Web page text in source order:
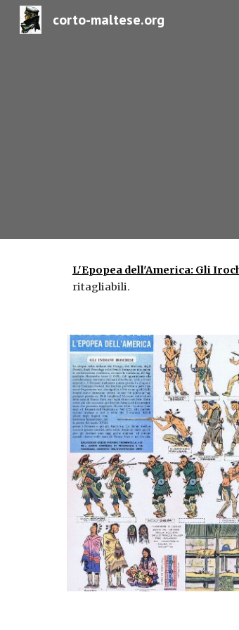
corto-maltese.org
L'Epopea dell'America: Gli
ritagliabili.